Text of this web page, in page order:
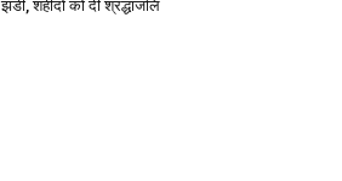
झंडी, शहीदों को दी श्रद्धांजलि